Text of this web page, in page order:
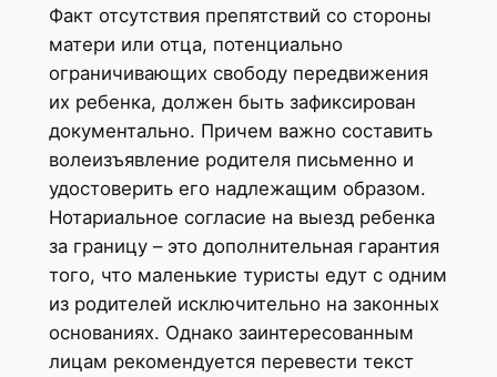
Факт отсутствия препятствий со стороны
матери или отца, потенциально
ограничивающих свободу передвижения
их ребенка, должен быть зафиксирован
документально. Причем важно составить
волеизъявление родителя письменно и
удостоверить его надлежащим образом.
Нотариальное согласие на выезд ребенка
за границу – это дополнительная гарантия
того, что маленькие туристы едут с одним
из родителей исключительно на законных
основаниях. Однако заинтересованным
лицам рекомендуется перевести текст